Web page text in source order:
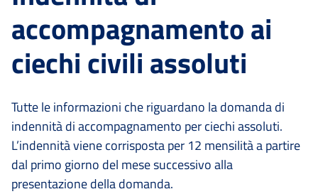
accompagnamento ai
ciechi civili assoluti
Tutte le informazioni che riguardano la domanda di
indennità di accompagnamento per ciechi assoluti.
L’indennità viene corrisposta per 12 mensilità a partire
dal primo giorno del mese successivo alla
presentazione della domanda.